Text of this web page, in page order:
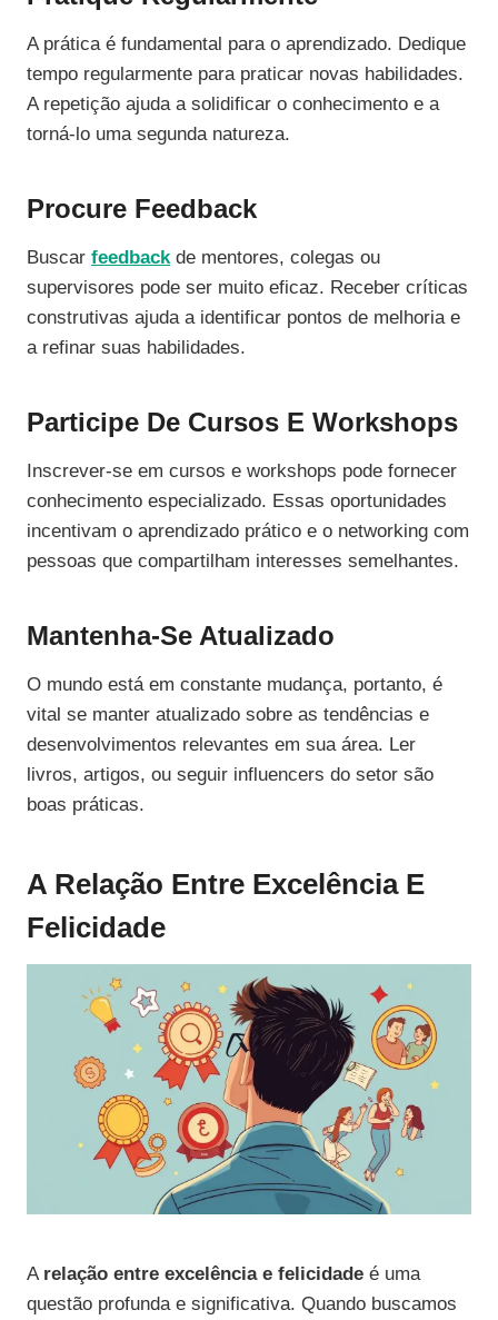
A prática é fundamental para o aprendizado. Dedique
tempo regularmente para praticar novas habilidades.
A repetição ajuda a solidificar o conhecimento e a
torná-lo uma segunda natureza.
Procure Feedback
Buscar feedbackde mentores, colegas ou
supervisores pode ser muito eficaz. Receber críticas
construtivas ajuda a identificar pontos de melhoria e
a refinar suas habilidades.
Participe De Cursos E Workshops
Inscrever-se em cursos e workshops pode fornecer
conhecimento especializado. Essas oportunidades
incentivam o aprendizado prático e o networking com
pessoas que compartilham interesses semelhantes.
Mantenha-Se Atualizado
O mundo está em constante mudança, portanto, é
vital se manter atualizado sobre as tendências e
desenvolvimentos relevantes em sua área. Ler
livros, artigos, ou seguir influencers do setor são
boas práticas.
A Relação Entre Excelência E
Felicidade
A relação entre excelência e felicidade é uma
questão profunda e significativa. Quando buscamos